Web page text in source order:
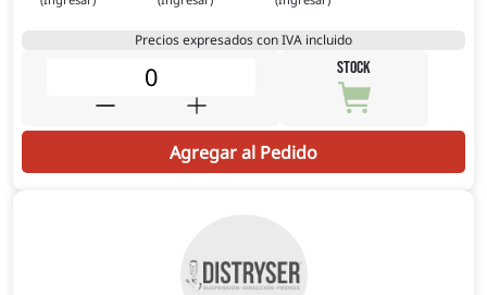
Precios expresados con IVA incluido
STOCK
Agregar al Pedido